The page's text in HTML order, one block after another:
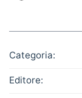
Categoria:
Editore: